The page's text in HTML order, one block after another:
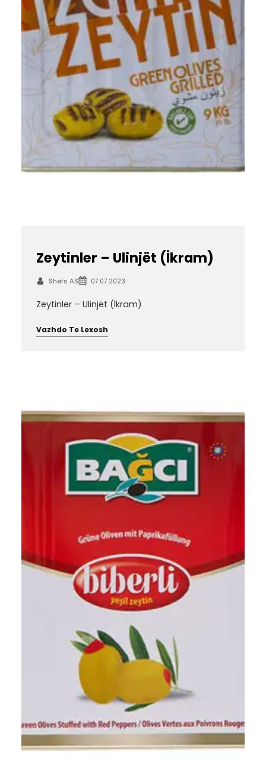
Zeytinler – Ulinjët (İkram)
Shefs AS 07.07.2023
Zeytinler – Ulinjët (İkram)
Vazhdo Te Lexosh